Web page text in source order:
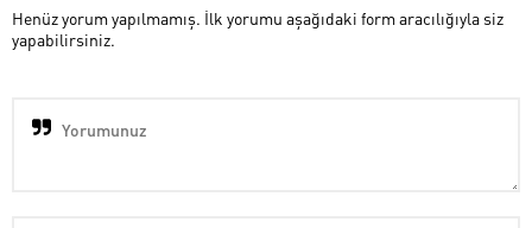
Henüz yorum yapılmamış. İlk yorumu aşağıdaki form aracılığıyla siz
yapabilirsiniz.